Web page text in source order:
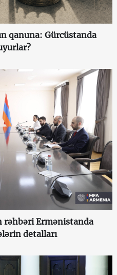
qanuna: Gürcüstanda
rəhbəri Ermənistanda
detalları